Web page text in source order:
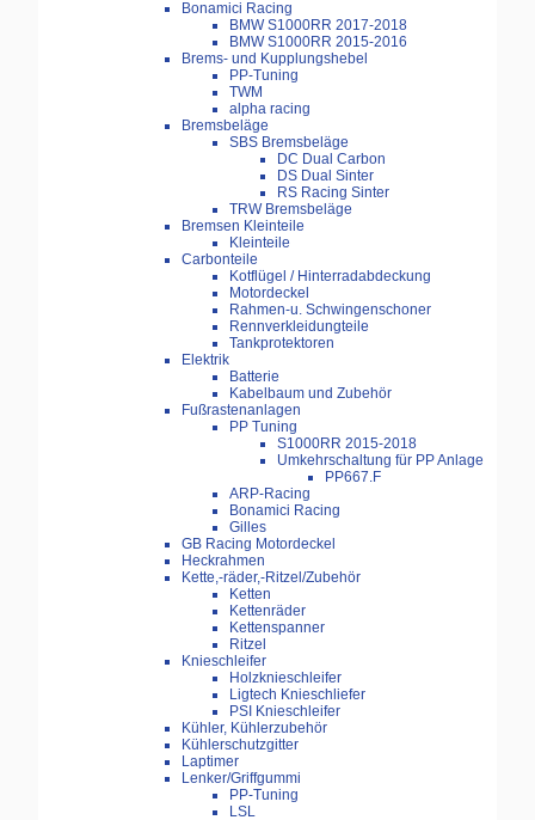
Bonamici Racing
BMW S1000RR 2017-2018
BMW S1000RR 2015-2016
Brems- und Kupplungshebel
PP-Tuning
TWM
alpha racing
Bremsbeläge
SBS Bremsbeläge
DC Dual Carbon
DS Dual Sinter
RS Racing Sinter
TRW Bremsbeläge
Bremsen Kleinteile
Kleinteile
Carbonteile
Kotflügel / Hinterradabdeckung
Motordeckel
Rahmen-u. Schwingenschoner
Rennverkleidungteile
Tankprotektoren
Elektrik
Batterie
Kabelbaum und Zubehör
Fußrastenanlagen
PP Tuning
S1000RR 2015-2018
Umkehrschaltung für PP Anlage
PP667.F
ARP-Racing
Bonamici Racing
Gilles
GB Racing Motordeckel
Heckrahmen
Kette,-räder,-Ritzel/Zubehör
Ketten
Kettenräder
Kettenspanner
Ritzel
Knieschleifer
Holzknieschleifer
Ligtech Knieschliefer
PSI Knieschleifer
Kühler, Kühlerzubehör
Kühlerschutzgitter
Laptimer
Lenker/Griffgummi
PP-Tuning
LSL